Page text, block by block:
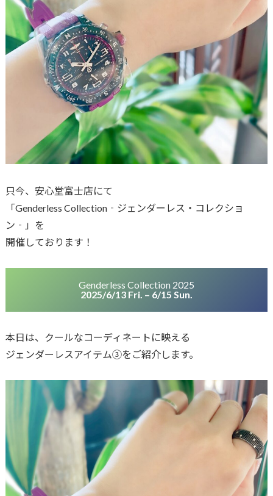
只今、安心堂富士店にて
「Genderless Collection‐ジェンダーレス・コレクショ
ン‐」を
開催しております！
Genderless Collection 2025
2025/6/13 Fri. – 6/15 Sun.
本日は、クールなコーディネートに映える
ジェンダーレスアイテム③をご紹介します。